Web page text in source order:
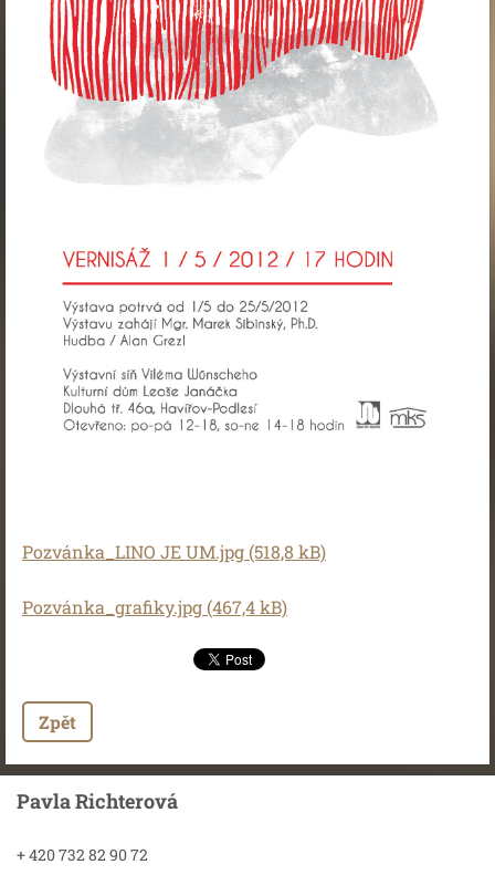
Pozvánka_LINO JE UM.jpg (518,8 kB)
Pozvánka_grafiky.jpg (467,4 kB)
Zpět
Pavla Richterová
+ 420 732 82 90 72